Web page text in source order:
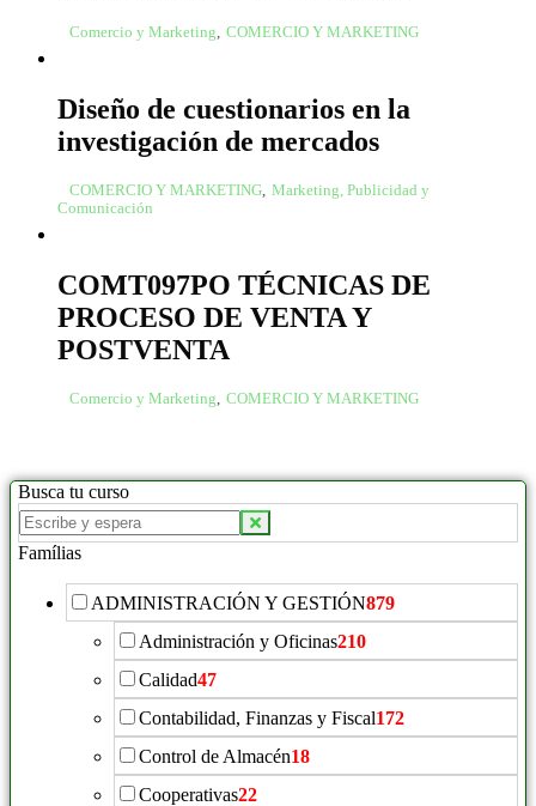
Comercio y Marketing, COMERCIO Y MARKETING
Diseño de cuestionarios en la
investigación de mercados
COMERCIO Y MARKETING, Marketing, Publicidad y
Comunicación
COMT097PO TÉCNICAS DE
PROCESO DE VENTA Y
POSTVENTA
Comercio y Marketing, COMERCIO Y MARKETING
Busca tu curso
Famílias
ADMINISTRACIÓN Y GESTIÓN879
Administración y Oficinas210
Calidad47
Contabilidad, Finanzas y Fiscal172
Control de Almacén18
Cooperativas22